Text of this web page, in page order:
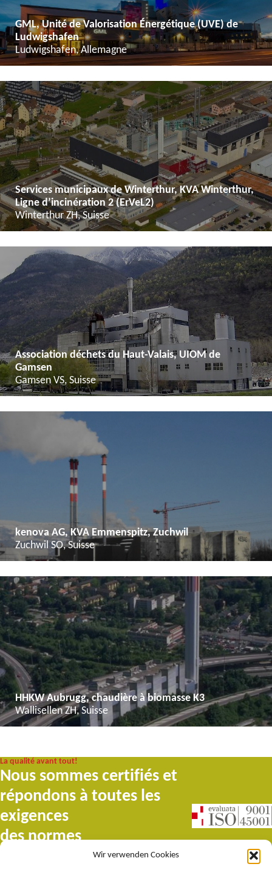
Wir verwenden Cookies
GML, Unité de Valorisation Énergétique (UVE) de
Ludwigshafen
Ludwigshafen, Allemagne
Services municipaux de Winterthur, KVA Winterthur,
Ligne d’incinération 2 (ErVeL2)
Winterthur ZH, Suisse
Association déchets du Haut-Valais, UIOM de
Gamsen
Gamsen VS, Suisse
kenova AG, KVA Emmenspitz, Zuchwil
Zuchwil SO, Suisse
HHKW Aubrugg, chaudière à biomasse K3
Wallisellen ZH, Suisse
La qualité avant tout!
Nous sommes certifiés et
répondons à toutes les
exigences
des normes
internationales ISO 9001 et